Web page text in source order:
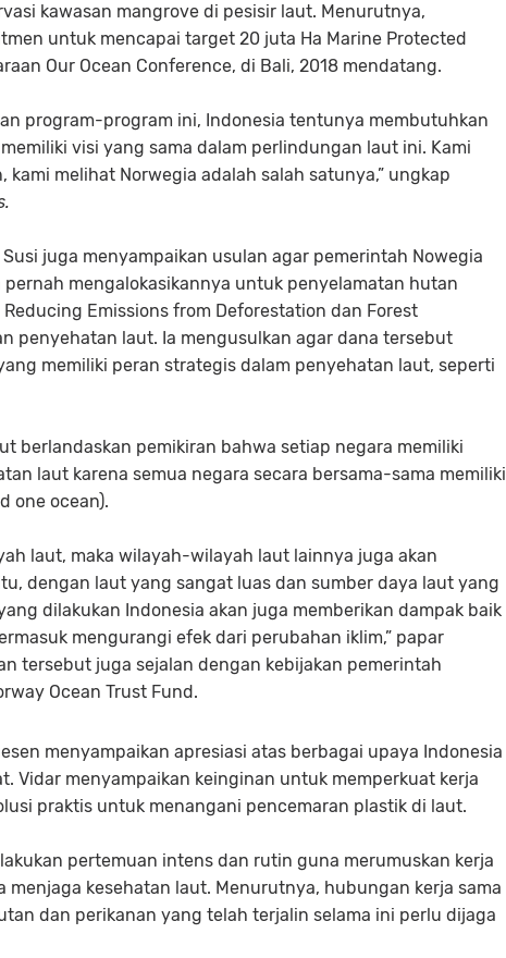
kawasan mangrove di pesisir laut. Menurutnya,
untuk mencapai target 20 juta Ha Marine Protected
Our Ocean Conference, di Bali, 2018 mendatang.
program-program ini, Indonesia tentunya membutuhkan
visi yang sama dalam perlindungan laut ini. Kami
melihat Norwegia adalah salah satunya,” ungkap
juga menyampaikan usulan agar pemerintah Nowegia
mengalokasikannya untuk penyelamatan hutan
Emissions from Deforestation dan Forest
penyehatan laut. Ia mengusulkan agar dana tersebut
memiliki peran strategis dalam penyehatan laut, seperti
berlandaskan pemikiran bahwa setiap negara memiliki
laut karena semua negara secara bersama-sama memiliki
one ocean).
laut, maka wilayah-wilayah laut lainnya juga akan
dengan laut yang sangat luas dan sumber daya laut yang
dilakukan Indonesia akan juga memberikan dampak baik
mengurangi efek dari perubahan iklim,” papar
tersebut juga sejalan dengan kebijakan pemerintah
Ocean Trust Fund.
menyampaikan apresiasi atas berbagai upaya Indonesia
Vidar menyampaikan keinginan untuk memperkuat kerja
praktis untuk menangani pencemaran plastik di laut.
pertemuan intens dan rutin guna merumuskan kerja
menjaga kesehatan laut. Menurutnya, hubungan kerja sama
dan perikanan yang telah terjalin selama ini perlu dijaga